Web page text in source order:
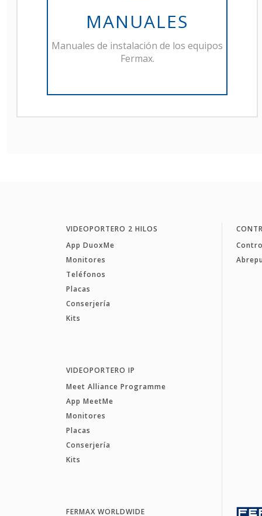
MANUALES
Manuales de instalación de los equipos
Fermax.
VIDEOPORTERO 2 HILOS
App DuoxMe
Monitores
Teléfonos
Placas
Conserjería
Kits
VIDEOPORTERO IP
Meet Alliance Programme
App MeetMe
Monitores
Placas
Conserjería
Kits
FERMAX WORLDWIDE